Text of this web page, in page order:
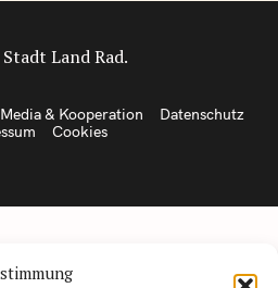
Media & Kooperation
Datenschutz
Cookies
Land Rad.